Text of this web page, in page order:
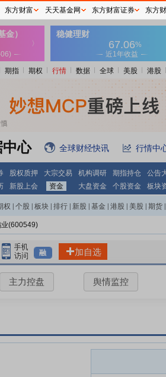
期指 期权 行情 数据 全球 美股 港股
心 全球财经快讯 行情中
股权质押 大宗交易 机构调研 期指持仓
公告
新股上会 资金 大盘资金 个股资金 板块
权 个股 板块 排行 新股 基金 港股 美股 期货
业(600549)
融 加自选
主力控盘 舆情监控
东方财富 天天基金网 东方财富证券 东方